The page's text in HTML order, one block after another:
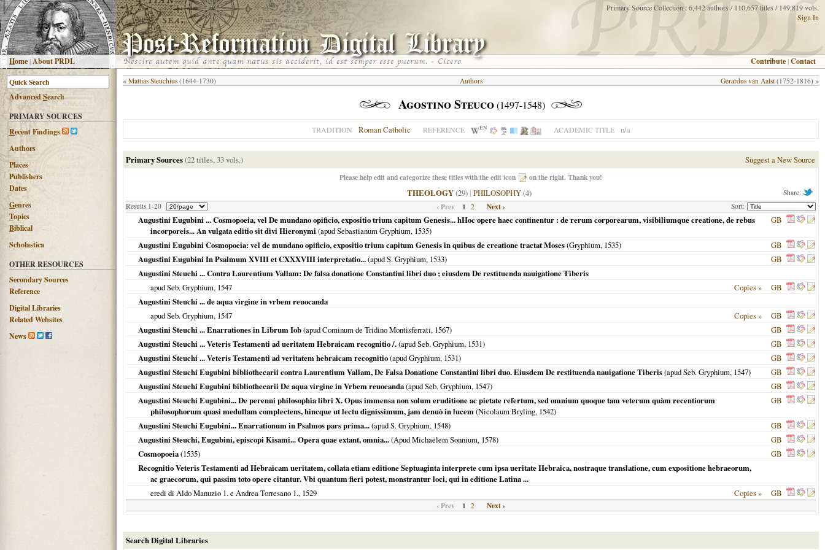
Home|About PRDL
Primary Source Collection : 6,442 authors / 110,657 titles / 149,819 vols.
Sign In
Contribute |Contact
AdvancedSearch
PRIMARY SOURCES
Recent Findings
Authors
Places
Publishers
Dates
Genres
Topics
Biblical
Scholastica
OTHER RESOURCES
Secondary Sources
Reference
Digital Libraries
Related Websites
News
« Mattias Steuchius (1644-1730) Gerardus van Aalst (1752-1816) »
Authors
Agostino Steuco(1497-1548)
TRADITION Roman Catholic REFERENCE EN ACADEMIC TITLE n/a
Primary Sources(22 titles, 33 vols.) Suggest a New Source
Please help edit and categorize these titles with the edit icon on the right. Thank you!
Share:
THEOLOGY(29) | PHILOSOPHY(4)
Results 1-20 Sort:
‹ Prev 1 2 Next ›
Augustini Eugubini ... Cosmopoeia, vel De mundano opificio, expositio trium capitum Genesis... hHoc opere haec continentur : de rerum corporearum, visibiliumque creatione, de rebus
incorporeis... An vulgata editio sit divi Hieronymi (apud Sebastianum Gryphium, 1535)
GB
Augustini Eugubini Cosmopoeia: vel de mundano opificio, expositio trium capitum Genesis in quibus de creatione tractat Moses(Gryphium, 1535)
GB
Augustini Eugubini In Psalmum XVIII et CXXXVIII interpretatio...(apud S. Gryphium, 1533)
GB
Augustini Steuchi ... Contra Laurentium Vallam: De falsa donatione Constantini libri duo ; eiusdem De restituenda nauigatione Tiberis
apud Seb. Gryphium, 1547 Copies »
GB
Augustini Steuchi ... de aqua virgine in vrbem reuocanda
apud Seb. Gryphium, 1547 Copies »
GB
Augustini Steuchi ... Enarrationes in Librum Iob(apud Cominum de Tridino Montisferrati, 1567)
GB
Augustini Steuchi ... Veteris Testamenti ad ueritatem Hebraicam recognitio /.(apud Seb. Gryphium, 1531)
GB
Augustini Steuchi ... Veteris Testamenti ad veritatem hebraicam recognitio(apud Gryphium, 1531)
GB
Augustini Steuchi Eugubini bibliothecarii contra Laurentium Vallam, De Falsa Donatione Constantini libri duo. Eiusdem De restituenda nauigatione Tiberis(apud Seb. Gryphium, 1547)
GB
Augustini Steuchi Eugubini bibliothecarii De aqua virgine in Vrbem reuocanda(apud Seb. Gryphium, 1547)
GB
Augustini Steuchi Eugubini... De perenni philosophia libri X. Opus immensa non solum eruditione ac pietate refertum, sed omnium quoque tam veterum quàm recentiorum
philosophorum quasi medullam complectens, hincque ut lectu dignissimum, jam denuò in lucem(Nicolaum Bryling, 1542)
GB
Augustini Steuchi Eugubini... Enarrationum in Psalmos pars prima...(apud S. Gryphium, 1548)
GB
Augustini Steuchi, Eugubini, episcopi Kisami... Opera quae extant, omnia...(Apud Michaëlem Sonnium, 1578)
GB
Cosmopoeia(1535)
GB
Recognitio Veteris Testamenti ad Hebraicam ueritatem, collata etiam editione Septuaginta interprete cum ipsa ueritate Hebraica, nostraque translatione, cum expositione hebraeorum,
ac graecorum, qui passim toto opere citantur. Vbi quantum fieri potest, monstrantur loci, qui in editione Latina ...
eredi di Aldo Manuzio 1. e Andrea Torresano 1., 1529 Copies » GB
‹ Prev 1 2 Next ›
Search Digital Libraries